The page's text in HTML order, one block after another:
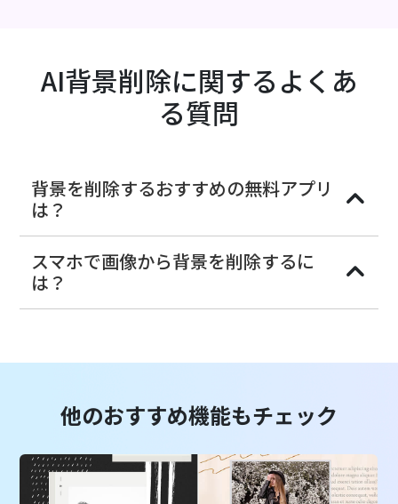
AI背景削除に関するよくあ
る質問
背景を削除するおすすめの無料アプリ
は？
スマホで画像から背景を削除するに
は？
他のおすすめ機能もチェック